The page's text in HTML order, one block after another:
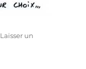
Laisser un